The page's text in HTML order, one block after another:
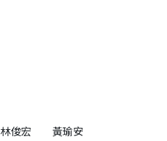
林俊宏 黃瑜安